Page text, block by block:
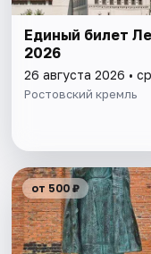
Единый билет
2026
26 августа 2026 •
Ростовский кремль
от 500 ₽